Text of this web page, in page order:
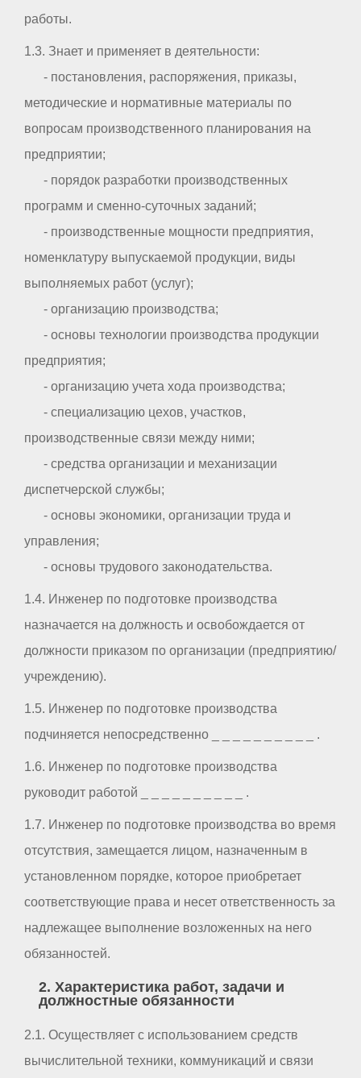
работы.
1.3. Знает и применяет в деятельности:
- постановления, распоряжения, приказы,
методические и нормативные материалы по
вопросам производственного планирования на
предприятии;
- порядок разработки производственных
программ и сменно-суточных заданий;
- производственные мощности предприятия,
номенклатуру выпускаемой продукции, виды
выполняемых работ (услуг);
- организацию производства;
- основы технологии производства продукции
предприятия;
- организацию учета хода производства;
- специализацию цехов, участков,
производственные связи между ними;
- средства организации и механизации
диспетчерской службы;
- основы экономики, организации труда и
управления;
- основы трудового законодательства.
1.4. Инженер по подготовке производства
назначается на должность и освобождается от
должности приказом по организации (предприятию/
учреждению).
1.5. Инженер по подготовке производства
подчиняется непосредственно _ _ _ _ _ _ _ _ _ _ .
1.6. Инженер по подготовке производства
руководит работой _ _ _ _ _ _ _ _ _ _ .
1.7. Инженер по подготовке производства во время
отсутствия, замещается лицом, назначенным в
установленном порядке, которое приобретает
соответствующие права и несет ответственность за
надлежащее выполнение возложенных на него
обязанностей.
2. Характеристика работ, задачи и
должностные обязанности
2.1. Осуществляет с использованием средств
вычислительной техники, коммуникаций и связи